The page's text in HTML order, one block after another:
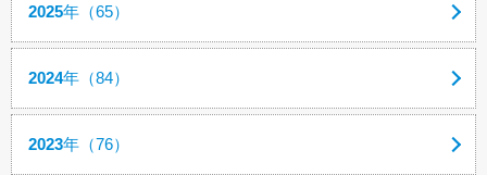
2025年（65）
2024年（84）
2023年（76）